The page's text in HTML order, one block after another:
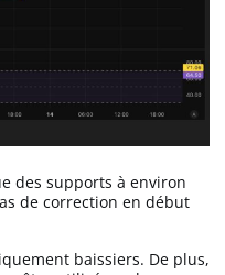
des supports à environ
de correction en début
baissiers. De plus,